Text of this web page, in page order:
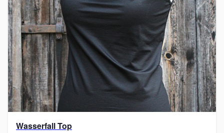
Wasserfall Top